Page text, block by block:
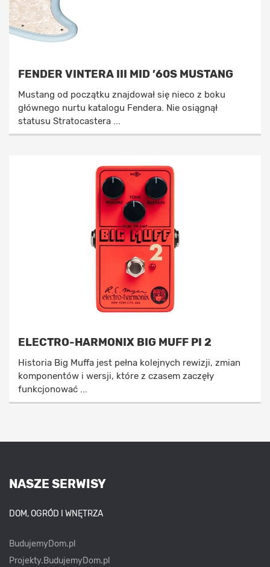
FENDER VINTERA III MID ’60S MUSTANG
Mustang od początku znajdował się nieco z boku
głównego nurtu katalogu Fendera. Nie osiągnął
statusu Stratocastera ...
ELECTRO-HARMONIX BIG MUFF PI 2
Historia Big Muffa jest pełna kolejnych rewizji, zmian
komponentów i wersji, które z czasem zaczęły
funkcjonować ...
NASZE SERWISY
DOM, OGRÓD I WNĘTRZA
BudujemyDom.pl
Projekty.BudujemyDom.pl